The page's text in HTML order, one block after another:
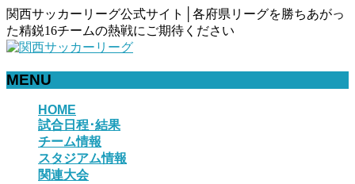
関西サッカーリーグ公式サイト│各府県リーグを勝ちあがっ
た精鋭16チームの熱戦にご期待ください
MENU
HOME
試合日程･結果
チーム情報
スタジアム情報
関連大会